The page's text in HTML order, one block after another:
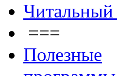
Читальный
===
Полезные